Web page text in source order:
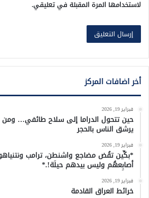
لاستخدامها المرة المقبلة في تعليقي.
أخر اضافات المركز
فبراير 19, 2026
حين تتحول الدراما إلى سلاح طائفي… ومن
يرشق الناس بالحجر
فبراير 19, 2026
*بكِّين تقُض مضاجع واشنطن، ترامب
أصابِعهُم وليس بيدهم حيلَة!.*
فبراير 19, 2026
خرائط العراق القادمة